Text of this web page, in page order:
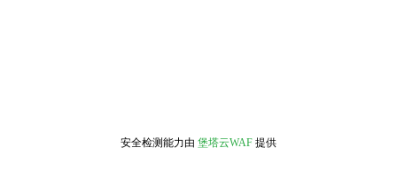
安全检测能力由 堡塔云WAF 提供